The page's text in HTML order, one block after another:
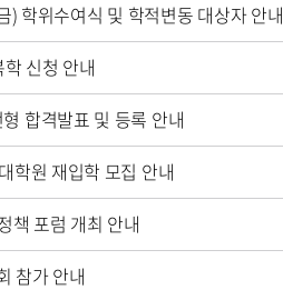
학위수여식 및 학적변동 대상자 안내
신청 안내
합격발표 및 등록 안내
학원 재입학 모집 안내
책 포럼 개최 안내
참가 안내